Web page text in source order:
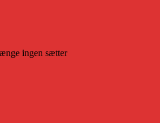
ingen sætter